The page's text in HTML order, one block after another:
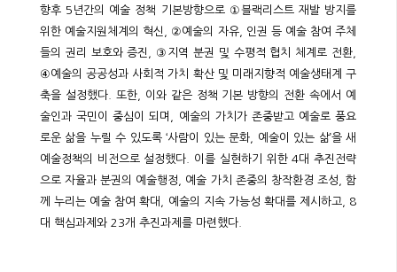
향후 5년간의 예술 정책 기본방향으로 ①블랙리스트 재발 방지를
위한 예술지원체계의 혁신, ②예술의 자유, 인권 등 예술 참여 주체
들의 권리 보호와 증진, ③지역 분권 및 수평적 협치 체계로 전환,
④예술의 공공성과 사회적 가치 확산 및 미래지향적 예술생태계 구
축을 설정했다. 또한, 이와 같은 정책 기본 방향의 전환 속에서 예
술인과 국민이 중심이 되며, 예술의 가치가 존중받고 예술로 풍요
로운 삶을 누릴 수 있도록 ‘사람이 있는 문화, 예술이 있는 삶’을 새
예술정책의 비전으로 설정했다. 이를 실현하기 위한 4대 추진전략
으로 자율과 분권의 예술행정, 예술 가치 존중의 창작환경 조성, 함
께 누리는 예술 참여 확대, 예술의 지속 가능성 확대를 제시하고, 8
대 핵심과제와 23개 추진과제를 마련했다.